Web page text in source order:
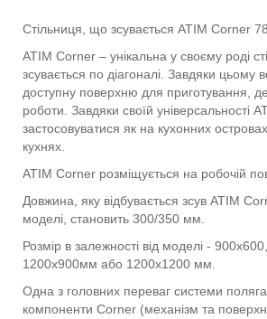
Стільниця, що зсувається ATIM Corner
ATIM Corner – унікальна у своєму роді
зсувається по діагоналі. Завдяки цьому
доступну поверхню для приготування,
роботи. Завдяки своїй універсальності
застосовуватися як на кухонних
кухнях.
ATIM Corner розміщується на робочій
Довжина, яку відбувається зсув ATIM
моделі, становить 300/350 мм.
Розмір в залежності від моделі -
1200х900мм або 1200х1200 мм.
Одна з головних переваг системи
компоненти Corner (механізм та